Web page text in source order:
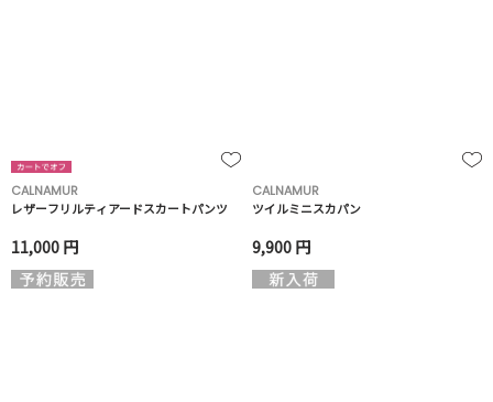
CALNAMUR
レザーフリルティアードスカートパンツ
11,000 円
CALNAMUR
ツイルミニスカパン
9,900 円